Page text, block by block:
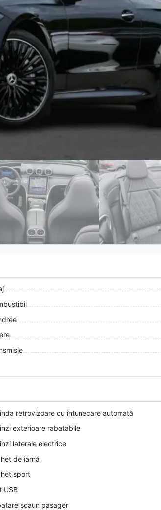
retrovizoare cu întunecare automată
exterioare rabatabile
laterale electrice
de iarnă
sport
USB
scaun pasager